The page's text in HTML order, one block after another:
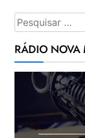
Pesquisar por:
RÁDIO NOVA